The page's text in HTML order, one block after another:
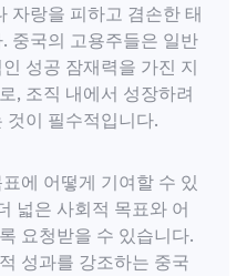
자랑을 피하고 겸손한 태
중국의 고용주들은 일반
성공 잠재력을 가진 지
, 조직 내에서 성장하려
것이 필수적입니다.
에 어떻게 기여할 수 있
넓은 사회적 목표와 어
요청받을 수 있습니다.
성과를 강조하는 중국